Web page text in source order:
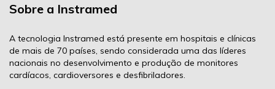
Sobre a Instramed
A tecnologia Instramed está presente em hospitais e clínicas
de mais de 70 países, sendo considerada uma das líderes
nacionais no desenvolvimento e produção de monitores
cardíacos, cardioversores e desfibriladores.